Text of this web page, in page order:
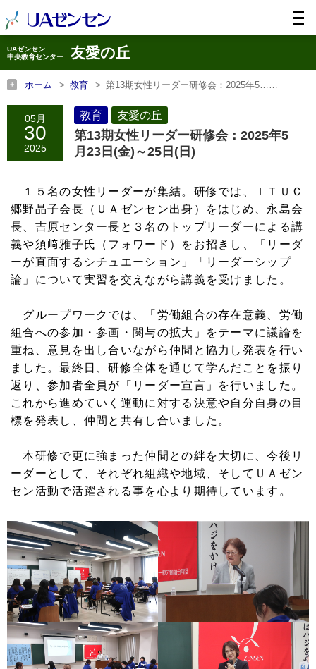
UAゼンセン
中央教育センター
友愛の丘
ホーム 教育
第13期女性リーダー研修会：2025年5……
05月
30
2025
教育 友愛の丘
第13期女性リーダー研修会：2025年5
月23日(金)～25日(日)
１５名の女性リーダーが集結。研修では、ＩＴＵＣ
郷野晶子会長（ＵＡゼンセン出身）をはじめ、永島会
長、吉原センター長と３名のトップリーダーによる講
義や須﨑雅子氏（フォワード）をお招きし、「リーダ
ーが直面するシチュエーション」「リーダーシップ
論」について実習を交えながら講義を受けました。
グループワークでは、「労働組合の存在意義、労働
組合への参加・参画・関与の拡大」をテーマに議論を
重ね、意見を出し合いながら仲間と協力し発表を行い
ました。最終日、研修全体を通じて学んだことを振り
返り、参加者全員が「リーダー宣言」を行いました。
これから進めていく運動に対する決意や自分自身の目
標を発表し、仲間と共有し合いました。
本研修で更に強まった仲間との絆を大切に、今後リ
ーダーとして、それぞれ組織や地域、そしてＵＡゼン
セン活動で活躍される事を心より期待しています。